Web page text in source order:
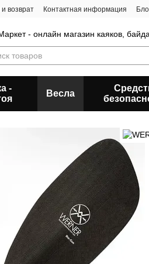
возврат Контактная информация
- онлайн магазин каяков,
-
Весла